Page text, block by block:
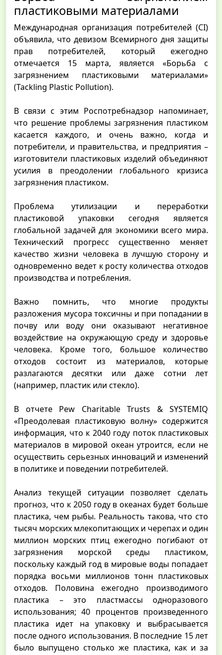
пластиковыми материалами
Международная организация потребителей (CI)
объявила, что девизом Всемирного дня защиты
прав потребителей, который ежегодно
отмечается 15 марта, является «Борьба с
загрязнением пластиковыми материалами»
(Tackling Plastic Pollution).
В связи с этим Роспотребнадзор напоминает,
что решение проблемы загрязнения пластиком
касается каждого, и очень важно, когда и
потребители, и правительства, и предприятия –
изготовители пластиковых изделий объединяют
усилия в преодолении глобального кризиса
загрязнения пластиком.
Проблема утилизации и переработки
пластиковой упаковки сегодня является
глобальной задачей для экономики всего мира.
Технический прогресс существенно меняет
качество жизни человека в лучшую сторону и
одновременно ведет к росту количества отходов
производства и потребления.
Важно помнить, что многие продукты
разложения мусора токсичны и при попадании в
почву или воду они оказывают негативное
воздействие на окружающую среду и здоровье
человека. Кроме того, большое количество
отходов состоит из материалов, которые
разлагаются десятки или даже сотни лет
(например, пластик или стекло).
В отчете Pew Charitable Trusts & SYSTEMIQ
«Преодолевая пластиковую волну» содержится
информация, что к 2040 году поток пластиковых
материалов в мировой океан утроится, если не
осуществить серьезных инноваций и изменений
в политике и поведении потребителей.
Анализ текущей ситуации позволяет сделать
прогноз, что к 2050 году в океанах будет больше
пластика, чем рыбы. Реальность такова, что сто
тысяч морских млекопитающих и черепах и один
миллион морских птиц ежегодно погибают от
загрязнения морской среды пластиком,
поскольку каждый год в мировые воды попадает
порядка восьми миллионов тонн пластиковых
отходов. Половина ежегодно производимого
пластика – это пластмассы одноразового
использования; 40 процентов произведенного
пластика идет на упаковку и выбрасывается
после одного использования. В последние 15 лет
было выпущено столько же пластика, как и за